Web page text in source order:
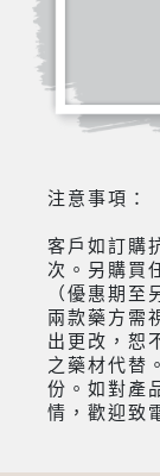
注意事項：
客戶如訂購
次。另購買
（優惠期至
兩款藥方需
出更改，恕
之藥材代替
份。如對產
情，歡迎致